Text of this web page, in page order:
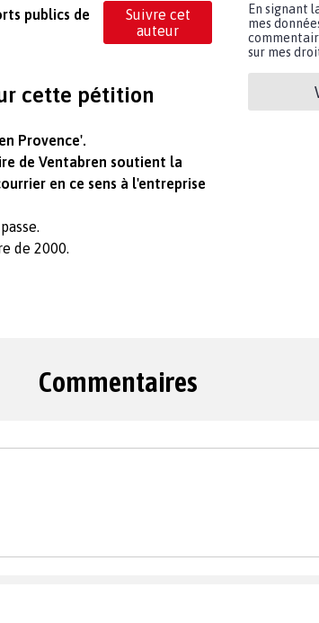
publics de
Suivre cet
auteur
cette pétition
Provence'.
de Ventabren soutient la
en ce sens à l'entreprise
de 2000.
En signant
mes
sur mes
Commentaires